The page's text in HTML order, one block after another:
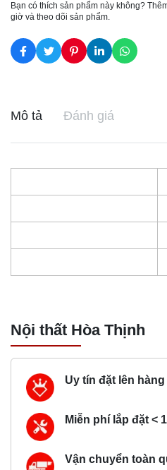
Bạn có thích sản phẩm này không?
giờ và theo dõi sản phẩm.
Mô tả Đánh giá
Nội thất Hòa Thịnh
Uy tín đặt lên hàng
Miễn phí lắp đặt <
Vận chuyển toàn